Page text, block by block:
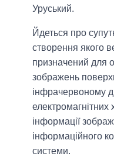
Уруський.
Йдеться про
створення якого
призначений для
зображень
інфрачервоному
електромагнітних
інформації
інформаційного
системи.